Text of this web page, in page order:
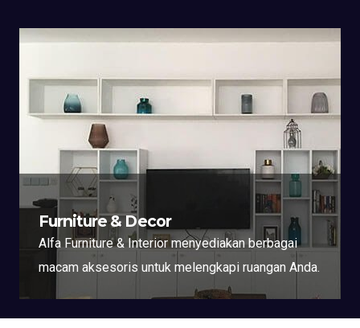
Furniture & Decor
Alfa Furniture & Interior menyediakan berbagai
macam aksesoris untuk melengkapi ruangan Anda.